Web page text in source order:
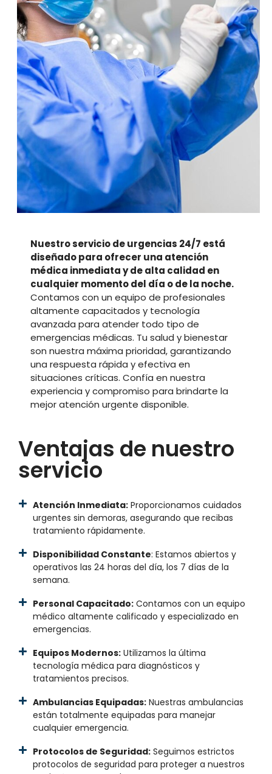
Nuestro servicio de urgencias 24/7 está
diseñado para ofrecer una atención
médica inmediata y de alta calidad en
cualquier momento del día o de la noche.
Contamos con un equipo de profesionales
altamente capacitados y tecnología
avanzada para atender todo tipo de
emergencias médicas. Tu salud y bienestar
son nuestra máxima prioridad, garantizando
una respuesta rápida y efectiva en
situaciones críticas. Confía en nuestra
experiencia y compromiso para brindarte la
mejor atención urgente disponible.
Ventajas de nuestro
servicio
Atención Inmediata:Proporcionamos cuidados
urgentes sin demoras, asegurando que recibas
tratamiento rápidamente.
Disponibilidad Constante: Estamos abiertos y
operativos las 24 horas del día, los 7 días de la
semana.
Personal Capacitado:Contamos con un equipo
médico altamente calificado y especializado en
emergencias.
Equipos Modernos:Utilizamos la última
tecnología médica para diagnósticos y
tratamientos precisos.
Ambulancias Equipadas:Nuestras ambulancias
están totalmente equipadas para manejar
cualquier emergencia.
Protocolos de Seguridad:Seguimos estrictos
protocolos de seguridad para proteger a nuestros